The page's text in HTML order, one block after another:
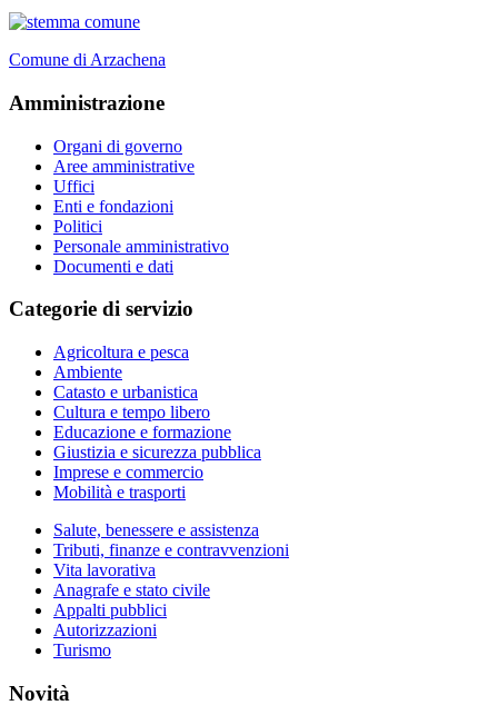
Comune di Arzachena
Amministrazione
Organi di governo
Aree amministrative
Uffici
Enti e fondazioni
Politici
Personale amministrativo
Documenti e dati
Categorie di servizio
Agricoltura e pesca
Ambiente
Catasto e urbanistica
Cultura e tempo libero
Educazione e formazione
Giustizia e sicurezza pubblica
Imprese e commercio
Mobilità e trasporti
Salute, benessere e assistenza
Tributi, finanze e contravvenzioni
Vita lavorativa
Anagrafe e stato civile
Appalti pubblici
Autorizzazioni
Turismo
Novità